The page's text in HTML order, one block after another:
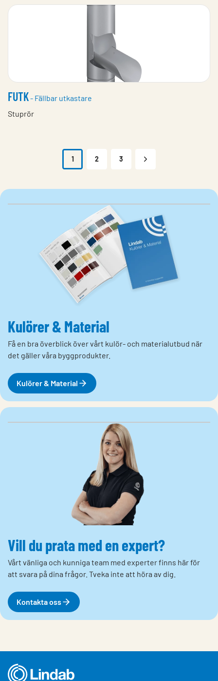
FUTK- Fällbar utkastare​
Stuprör
1 2 3
Kulörer & Material
Få en bra överblick över vårt kulör- och materialutbud när
det gäller våra byggprodukter.
Kulörer & Material
Vill du prata med en expert?
Vårt vänliga och kunniga team med experter finns här för
att svara på dina frågor. Tveka inte att höra av dig.
Kontakta oss